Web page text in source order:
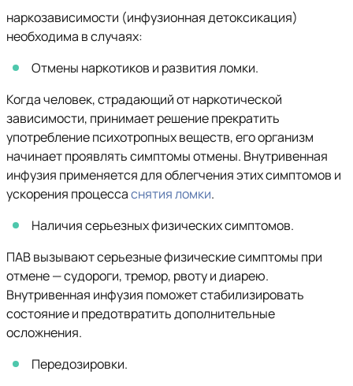
наркозависимости (инфузионная детоксикация)
необходима в случаях:
Отмены наркотиков и развития ломки.
Когда человек, страдающий от наркотической
зависимости, принимает решение прекратить
употребление психотропных веществ, его организм
начинает проявлять симптомы отмены. Внутривенная
инфузия применяется для облегчения этих симптомов и
ускорения процессаснятия ломки.
Наличия серьезных физических симптомов.
ПАВ вызывают серьезные физические симптомы при
отмене — судороги, тремор, рвоту и диарею.
Внутривенная инфузия поможет стабилизировать
состояние и предотвратить дополнительные
осложнения.
Передозировки.